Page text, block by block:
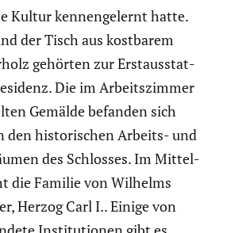
Kultur kennen­ge­lernt hatte.
der Tisch aus kostbarem
gehörten zur Erstaus­stat­
Die im Arbeits­zimmer
Gemälde befanden sich
den histo­ri­schen Arbeits- und
des Schlosses. Im Mittel­
die Familie von Wilhelms
Herzog Carl I.. Einige von